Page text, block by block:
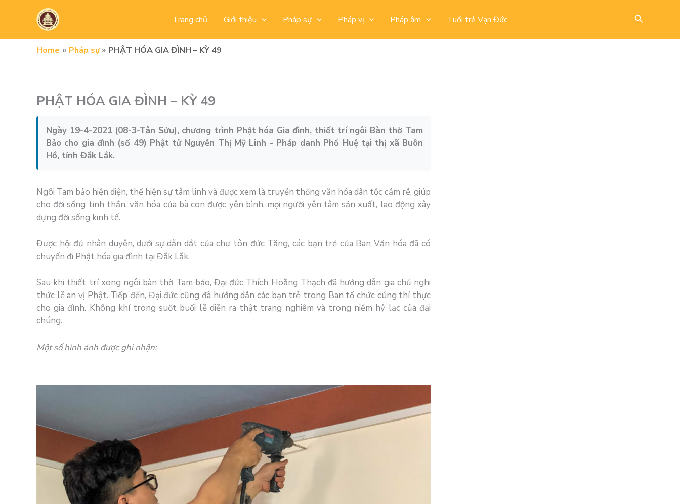
Trang chủ Giới thiệu Pháp sự Pháp vị Pháp âm Tuổi trẻ Vạn Đức Search
Home Pháp sự PHẬT HÓA GIA ĐÌNH – KỲ 49
PHẬT HÓA GIA ĐÌNH – KỲ 49
Ngày 19-4-2021 (08-3-Tân Sửu), chương trình Phật hóa Gia đình, thiết trí ngôi Bàn thờ Tam
Bảo cho gia đình (số 49) Phật tử Nguyễn Thị Mỹ Linh - Pháp danh Phổ Huệ tại thị xã Buôn
Hồ, tỉnh Đắk Lắk.
Ngôi Tam bảo hiện diện, thể hiện sự tâm linh và được xem là truyền thống văn hóa dân tộc cắm rễ, giúp
cho đời sống tinh thần, văn hóa của bà con được yên bình, mọi người yên tâm sản xuất, lao động xây
dựng đời sống kinh tế.
Được hội đủ nhân duyên, dưới sự dẫn dắt của chư tôn đức Tăng, các bạn trẻ của Ban Văn hóa đã có
chuyến đi Phật hóa gia đình tại Đắk Lắk.
Sau khi thiết trí xong ngôi bàn thờ Tam bảo, Đại đức Thích Hoằng Thạch đã hướng dẫn gia chủ nghi
thức lễ an vị Phật. Tiếp đến, Đại đức cũng đã hướng dẫn các bạn trẻ trong Ban tổ chức cúng thí thực
cho gia đình. Không khí trong suốt buổi lễ diễn ra thật trang nghiêm và trong niềm hỷ lạc của đại
chúng.
Một số hình ảnh được ghi nhận: